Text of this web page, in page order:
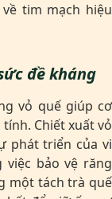
tim mạch hiệu
đề kháng
vỏ quế giúp cơ
Chiết xuất vỏ
phát triển của vi
việc bảo vệ răng
một tách trà quế